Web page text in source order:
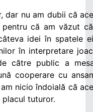
dar nu am dubii că
pentru că am văzut
idei în spatele
în interpretare
către public a
cooperare cu
nicio îndoială că
tuturor.